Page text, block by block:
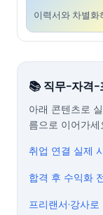
이력서와 차별화
📚 직무-자격-
아래 콘텐츠로
름으로 이어가세
취업 연결 실제
합격 후 수익화
프리랜서·강사